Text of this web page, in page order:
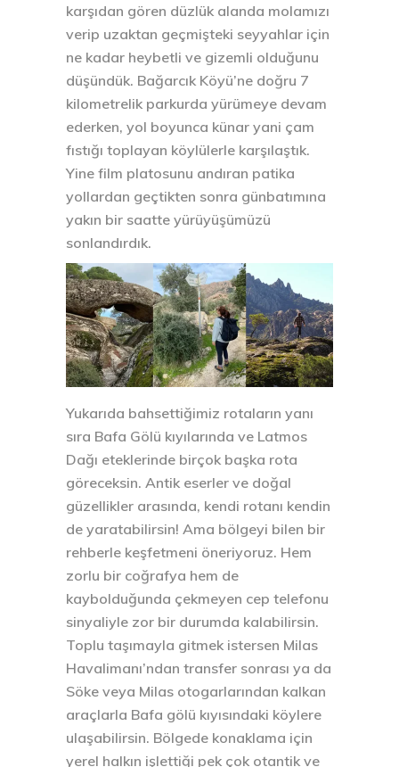
karşıdan gören düzlük alanda molamızı
verip uzaktan geçmişteki seyyahlar için
ne kadar heybetli ve gizemli olduğunu
düşündük. Bağarcık Köyü’ne doğru 7
kilometrelik parkurda yürümeye devam
ederken, yol boyunca künar yani çam
fıstığı toplayan köylülerle karşılaştık.
Yine film platosunu andıran patika
yollardan geçtikten sonra günbatımına
yakın bir saatte yürüyüşümüzü
sonlandırdık.
Yukarıda bahsettiğimiz rotaların yanı
sıra Bafa Gölü kıyılarında ve Latmos
Dağı eteklerinde birçok başka rota
göreceksin. Antik eserler ve doğal
güzellikler arasında, kendi rotanı kendin
de yaratabilirsin! Ama bölgeyi bilen bir
rehberle keşfetmeni öneriyoruz. Hem
zorlu bir coğrafya hem de
kaybolduğunda çekmeyen cep telefonu
sinyaliyle zor bir durumda kalabilirsin.
Toplu taşımayla gitmek istersen Milas
Havalimanı’ndan transfer sonrası ya da
Söke veya Milas otogarlarından kalkan
araçlarla Bafa gölü kıyısındaki köylere
ulaşabilirsin. Bölgede konaklama için
yerel halkın işlettiği pek çok otantik ve